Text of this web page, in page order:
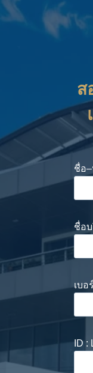
ส
ชื่อ
ชื่อ
เบอ
ID :